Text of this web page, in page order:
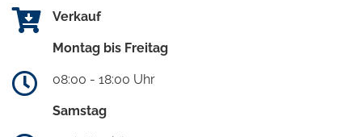
Verkauf
Montag bis Freitag
08:00 - 18:00 Uhr
Samstag